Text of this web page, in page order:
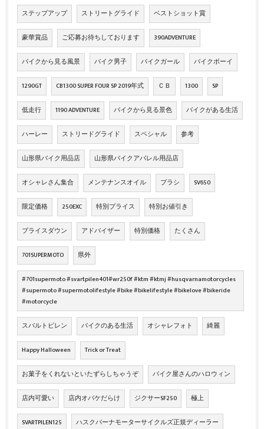
ステップアップ ストリートグライド ベストショット賞
豪華賞品 ご応募お待ちしております 390ADVENTURE
バイクから見る風景 バイク男子 バイクガール バイクボーイ
1290GT CB1300 SUPER FOUR SP 2019年式 ＣＢ 1300 SP
低走行 1190 ADVENTURE バイクから見る景色 バイクがある生活
ハーレー ストリードグライド スペシャル 参考
山形県バイク用品店 山形県バイクアパレル用品店
オシャレさん集合 メンテナンスオイル ブラシ SV650
限定価格 250EXC 特別プライス 特別お値引き
プライスダウン アドバイザー 特別価格 たくさん
701SUPERMOTO 県外
#701supermoto #svartpilen401#wr250f #ktm #ktmj #husqvarnamotorcycles
#supermoto #supermotolifestyle #bike #bikelifestyle #bikelove #bikeride
#motorcycle
スバルトピレン バイクのある生活 オシャレフォト 綺麗
Happy Halloween Trick or Treat
お菓子をくれないといたずらしちゃうぞ バイク屋さんのハロウィン
店内可愛い 店内オバケだらけ ジクサーSF250 極上
SVARTPILEN125 ハスクバーナモーターサイクルズ正規ディーラー